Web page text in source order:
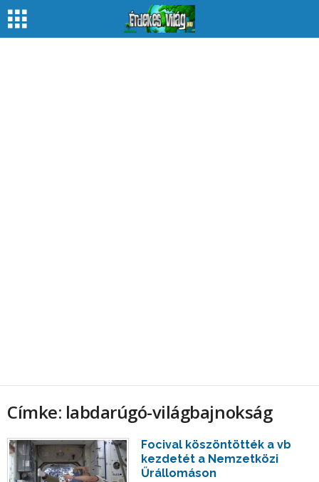
Címke: labdarúgó-világbajnokság
Focival köszöntötték a vb
kezdetét a Nemzetközi
Űrállomáson